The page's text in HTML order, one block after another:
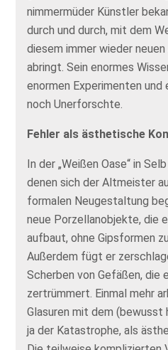
nimmermüder Künstler
durch und durch, mit dem
diesem immer wieder
abringt. Sein enormes
enormen Experimenten und
noch Unerforschte.
Fehler als ästhetische
In der „Weißen Oase“ in
denen sich der Altmeister
formalen Neugestaltung
neue Porzellanobjekte, die
aufbaut, ohne Gipsformen
Außerdem fügt er
Scherben von Gefäßen, die
zertrümmert. Einmal mehr
Glasuren mit dem (bewusst
ja der Katastrophe, als